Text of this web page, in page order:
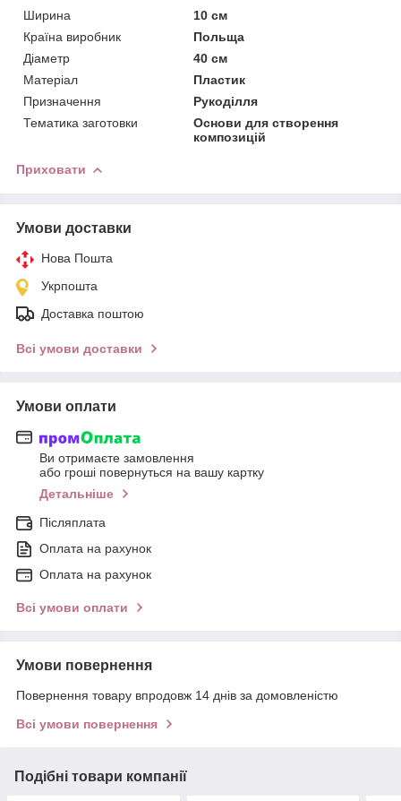
Ширина
10 см
Країна виробник
Польща
Діаметр
40 см
Матеріал
Пластик
Призначення
Рукоділля
Тематика заготовки
Основи для створення
композицій
Приховати
Умови доставки
Нова Пошта
Укрпошта
Доставка поштою
Всі умови доставки
Умови оплати
Ви отримаєте замовлення
або гроші повернуться на вашу картку
Детальніше
Післяплата
Оплата на рахунок
Оплата на рахунок
Всі умови оплати
Умови повернення
Повернення товару впродовж 14 днів за домовленістю
Всі умови повернення
Подібні товари компанії